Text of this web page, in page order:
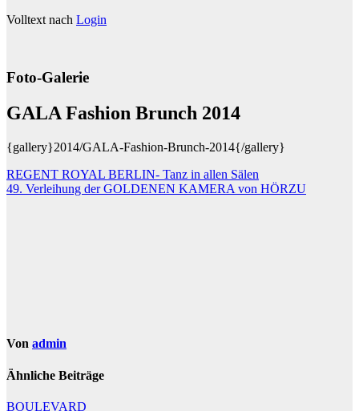
Volltext nach Login
Foto-Galerie
GALA Fashion Brunch 2014
{gallery}2014/GALA-Fashion-Brunch-2014{/gallery}
Beitragsnavigation
REGENT ROYAL BERLIN- Tanz in allen Sälen
49. Verleihung der GOLDENEN KAMERA von HÖRZU
Von admin
Ähnliche Beiträge
BOULEVARD